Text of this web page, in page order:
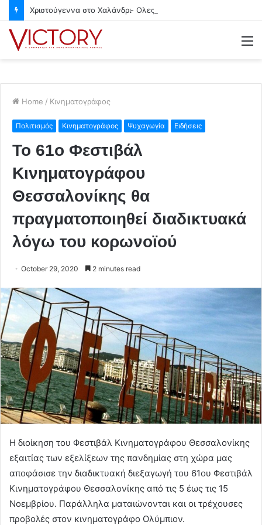
Home / Κινηματογράφος
Πολιτισμός Κινηματογράφος Ψυχαγωγία Ειδήσεις
Το 61ο Φεστιβάλ
Κινηματογράφου
Θεσσαλονίκης θα
πραγματοποιηθεί διαδικτυακά
λόγω του κορωνοϊού
October 29, 2020 2 minutes read
Η διοίκηση του Φεστιβάλ Κινηματογράφου Θεσσαλονίκης
εξαιτίας των εξελίξεων της πανδημίας στη χώρα μας
αποφάσισε την διαδικτυακή διεξαγωγή του 61ου Φεστιβάλ
Κινηματογράφου Θεσσαλονίκης από τις 5 έως τις 15
Νοεμβρίου. Παράλληλα ματαιώνονται και οι τρέχουσες
προβολές στον κινηματογράφο Ολύμπιον.